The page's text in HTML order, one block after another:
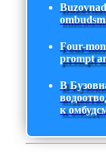
Four-
prompt
В
к